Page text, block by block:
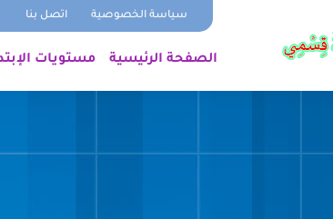
سياسة الخصوصية اتصل بنا
الصفحة الرئيسية مستويات